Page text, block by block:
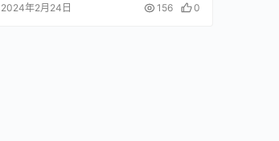
2024年2月24日 156 0